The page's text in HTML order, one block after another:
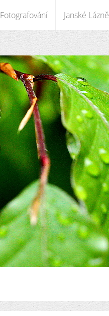
Fotografování Janské Lázně